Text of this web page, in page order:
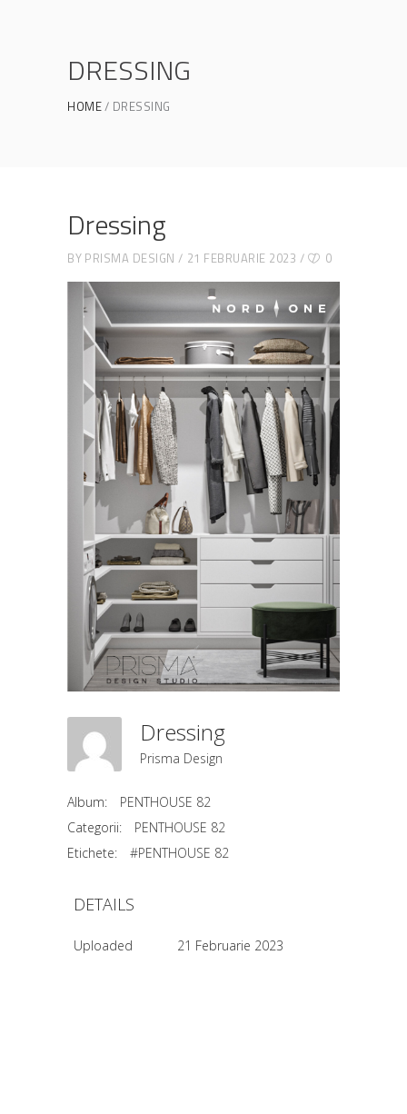
DRESSING
HOME DRESSING
Dressing
BY PRISMA DESIGN 21 FEBRUARIE 2023 0
Dressing
Prisma Design
Album:
PENTHOUSE 82
Categorii:
PENTHOUSE 82
Etichete:
#PENTHOUSE 82
DETAILS
Uploaded 21 Februarie 2023